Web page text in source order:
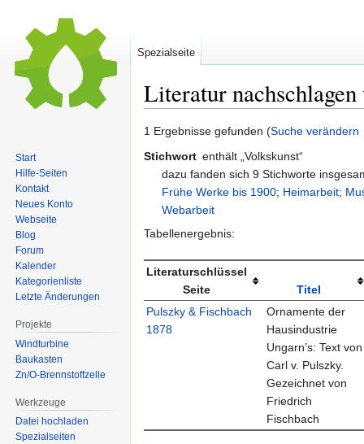
Literatur nachschlagen
Zur
Zur
1 Ergebnisse gefunden (Suche verändern
Stichwort enthält „Volkskunst“
dazu fanden sich 9 Stichworte
Frühe Werke bis 1900; Heimarbeit;
Webarbeit
Tabellenergebnis:
Literaturschlüssel
Seite
Titel
Pulszky & Fischbach
1878
Ornamente der
Hausindustrie
Ungarn’s: Text von
Carl v. Pulszky.
Gezeichnet von
Friedrich
Fischbach
Spezialseite
Start
Hilfe-Seiten
Kontakt
Neues Konto
Webseite
Blog
Forum
Kalender
Kategorienliste
Letzte Änderungen
Projekte
Windturbine
Baukasten
Zn/O-Brennstoffzelle
Werkzeuge
Datei hochladen
Spezialseiten